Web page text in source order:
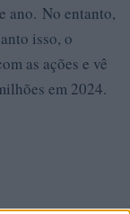
ano. No entanto,
isso, o
as ações e vê
em 2024.